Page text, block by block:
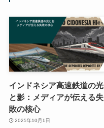
インドネシア高速鉄道の光
と影：メディアが伝える失
敗の核心
2025年10月1日